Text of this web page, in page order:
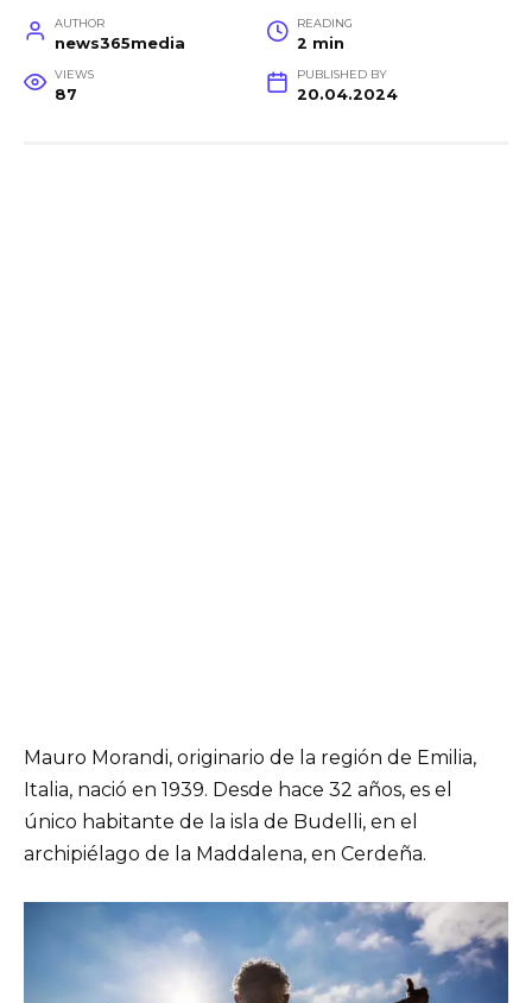
AUTHOR
news365media
READING
2 min
VIEWS
87
PUBLISHED BY
20.04.2024
Mauro Morandi, originario de la región de Emilia,
Italia, nació en 1939. Desde hace 32 años, es el
único habitante de la isla de Budelli, en el
archipiélago de la Maddalena, en Cerdeña.